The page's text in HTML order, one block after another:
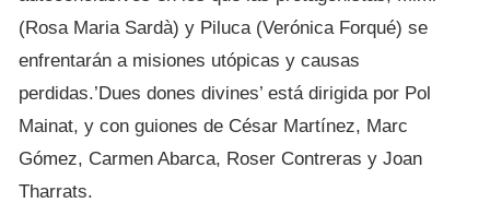
(Rosa Maria Sardà) y Piluca (Verónica Forqué) se
enfrentarán a misiones utópicas y causas
perdidas.’Dues dones divines’ está dirigida por Pol
Mainat, y con guiones de César Martínez, Marc
Gómez, Carmen Abarca, Roser Contreras y Joan
Tharrats.